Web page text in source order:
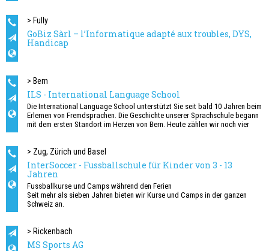
> Fully
GoBiz Sàrl – l’Informatique adapté aux troubles, DYS,
Handicap
> Bern
ILS - International Language School
Die International Language School unterstützt Sie seit bald 10 Jahren beim
Erlernen von Fremdsprachen. Die Geschichte unserer Sprachschule begann
mit dem ersten Standort im Herzen von Bern. Heute zählen wir noch vier
Die Kurse werden ausschliesslich als Tagesschulangebote an unseren
Standorten durchgeführt. Die ILS stellt weder Unterkünfte noch
Unterbringungsmöglichkeiten bei Gastfamilien zur Verfügung. Dies gilt für
alle Standorte.
> Zug, Zürich und Basel
InterSoccer - Fussballschule für Kinder von 3 - 13
Jahren
Fussballkurse und Camps während den Ferien
Seit mehr als sieben Jahren bieten wir Kurse und Camps in der ganzen
Schweiz an.
> Rickenbach
MS Sports AG